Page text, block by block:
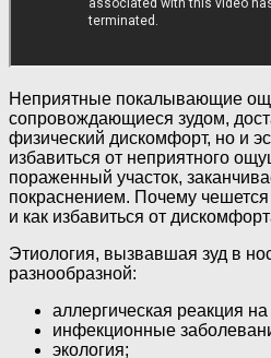
Неприятные покалывающие
сопровождающиеся зудом,
физический дискомфорт, но и
избавиться от неприятного
пораженный участок,
покраснением. Почему чешется
и как избавиться от
Этиология, вызвавшая зуд в
разнообразной:
аллергическая реакция
инфекционные
экология;